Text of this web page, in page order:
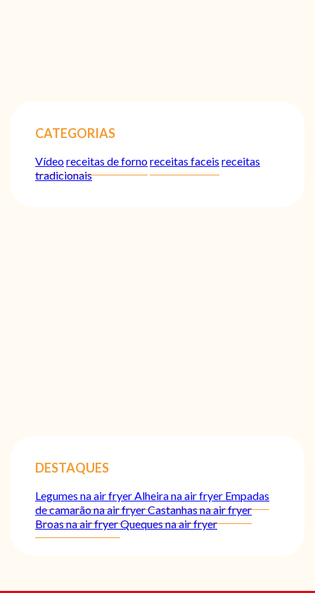
CATEGORIAS
Vídeoreceitas de fornoreceitas faceis receitas
tradicionais
DESTAQUES
Legumes na air fryerAlheira na air fryer Empadas
de camarão na air fryerCastanhas na air fryer
Broas na air fryerQueques na air fryer